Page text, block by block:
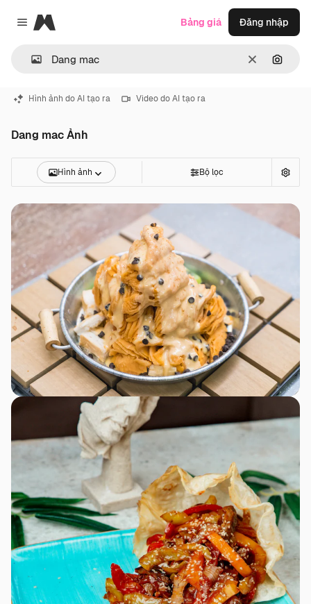
Close menu
Magnific
ThôngTìm
Bảng giá Đăng nhập
Hình ảnh do AI tạo ra Video do AI tạo ra
Dang mac Ảnh
Hình ảnh Bộ lọc